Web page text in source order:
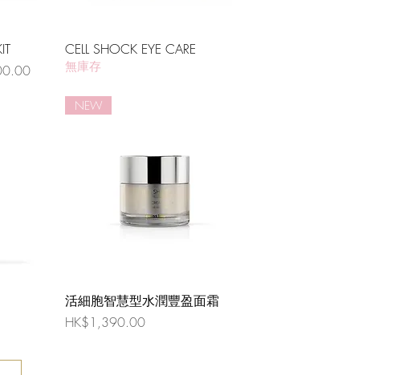
CELL SHOCK EYE CARE
無庫存
NEW
活細胞智慧型水潤豐盈面霜
價格
HK$1,390.00